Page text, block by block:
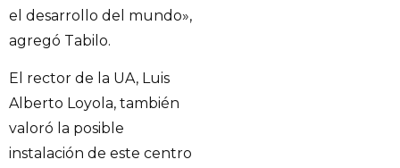
el desarrollo del mundo»,
agregó Tabilo.
El rector de la UA, Luis
Alberto Loyola, también
valoró la posible
instalación de este centro